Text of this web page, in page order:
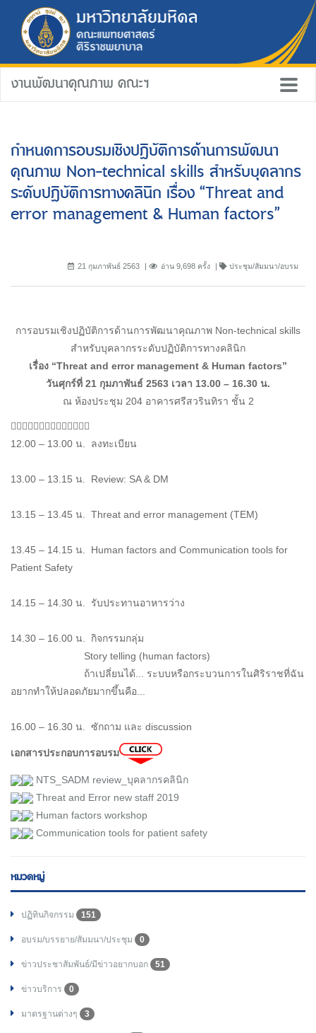
งานพัฒนาคุณภาพ คณะฯ
กำหนดการอบรมเชิงปฏิบัติการด้านการพัฒนา
คุณภาพ Non-technical skills สำหรับบุคลากร
ระดับปฏิบัติการทางคลินิก เรื่อง “Threat and
error management & Human factors”
21 กุมภาพันธ์ 2563 อ่าน 9,698 ครั้ง ประชุม/สัมมนา/อบรม
การอบรมเชิงปฏิบัติการด้านการพัฒนาคุณภาพ Non-technical skills
สำหรับบุคลากรระดับปฏิบัติการทางคลินิก
เรื่อง “Threat and error management & Human factors”
วันศุกร์ที่ 21 กุมภาพันธ์ 2563 เวลา 13.00 – 16.30 น.
ณ ห้องประชุม 204 อาคารศรีสวรินทิรา ชั้น 2

12.00 – 13.00 น. ลงทะเบียน
13.00 – 13.15 น. Review: SA & DM
13.15 – 13.45 น. Threat and error management (TEM)
13.45 – 14.15 น. Human factors and Communication tools for
Patient Safety
14.15 – 14.30 น. รับประทานอาหารว่าง
14.30 – 16.00 น. กิจกรรมกลุ่ม
Story telling (human factors)
ถ้าเปลี่ยนได้... ระบบหรือกระบวนการในศิริราชที่ฉัน
อยากทำให้ปลอดภัยมากขึ้นคือ...
16.00 – 16.30 น. ซักถาม และ discussion
เอกสารประกอบการอบรม
NTS_SADM review_บุคลากรคลินิก
Threat and Error new staff 2019
Human factors workshop
Communication tools for patient safety
หมวดหมู่
ปฏิทินกิจกรรม 151
อบรม/บรรยาย/สัมมนา/ประชุม 0
ข่าวประชาสัมพันธ์/มีข่าวอยากบอก 51
ข่าวบริการ 0
มาตรฐานต่างๆ 3